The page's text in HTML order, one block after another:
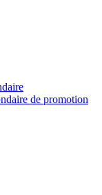
de promotion